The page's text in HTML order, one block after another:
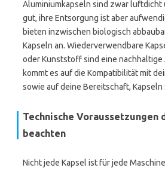
Aluminiumkapseln sind zwar luftdicht
gut, ihre Entsorgung ist aber
bieten inzwischen biologisch
Kapseln an. Wiederverwendbare
oder Kunststoff sind eine nachhaltige
kommt es auf die Kompatibilität mit
sowie auf deine Bereitschaft,
Technische Voraussetzungen
beachten
Nicht jede Kapsel ist für jede